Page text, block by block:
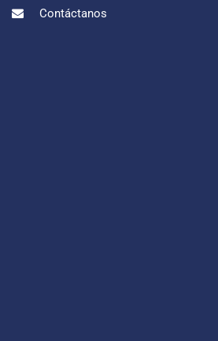
Contáctanos